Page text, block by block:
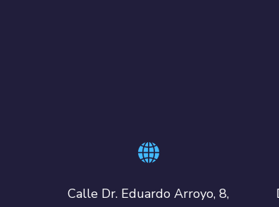
Calle Dr. Eduardo Arroyo, 8,